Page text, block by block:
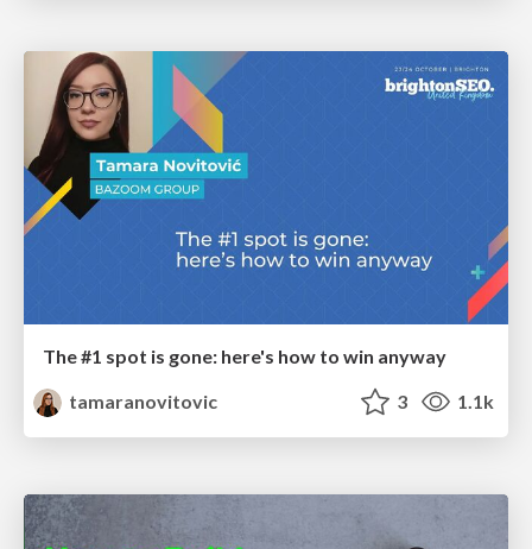
The #1 spot is gone: here's how to win anyway
tamaranovitovic
3 1.1k